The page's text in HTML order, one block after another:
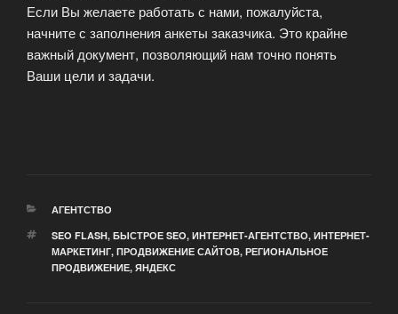
Если Вы желаете работать с нами, пожалуйста,
начните с заполнения анкеты заказчика. Это крайне
важный документ, позволяющий нам точно понять
Ваши цели и задачи.
РУБРИКИ
АГЕНТСТВО
МЕТКИ
SEO FLASH, БЫСТРОЕ SEO, ИНТЕРНЕТ-АГЕНТСТВО, ИНТЕРНЕТ-
МАРКЕТИНГ, ПРОДВИЖЕНИЕ САЙТОВ, РЕГИОНАЛЬНОЕ
ПРОДВИЖЕНИЕ, ЯНДЕКС